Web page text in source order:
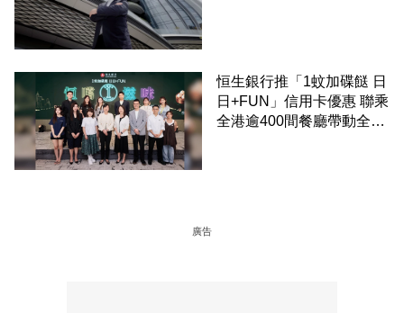
恒生銀行推「1蚊加碟餸 日
日+FUN」信用卡優惠 聯乘
全港逾400間餐廳帶動全城
廣告